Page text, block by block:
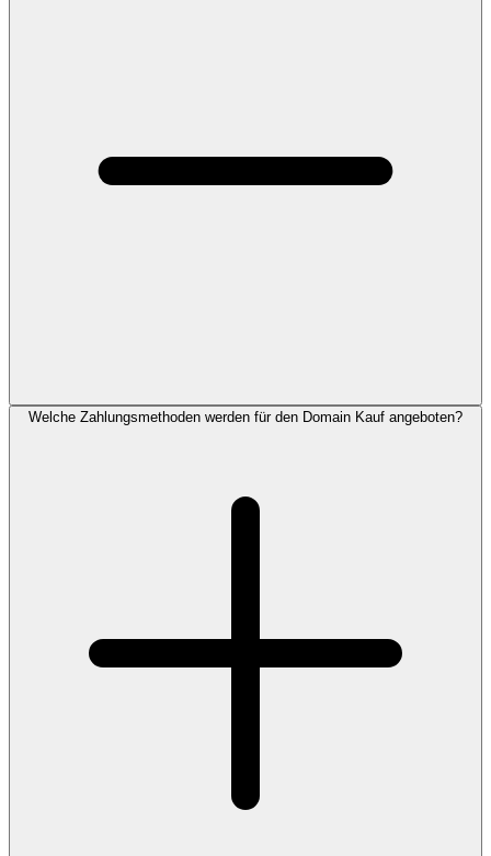
Welche Zahlungsmethoden werden für den Domain Kauf angeboten?